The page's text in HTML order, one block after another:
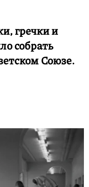
гречки и
собрать
Союзе.